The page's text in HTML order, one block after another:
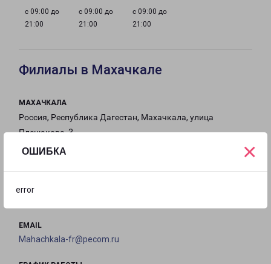
ОШИБКА
error
×
с 09:00 до
21:00
с 09:00 до
21:00
с 09:00 до
21:00
Филиалы в Махачкале
МАХАЧКАЛА
Россия, Республика Дагестан, Махачкала, улица
Плешакова, 3
EMAIL
Mahachkala-fr@pecom.ru